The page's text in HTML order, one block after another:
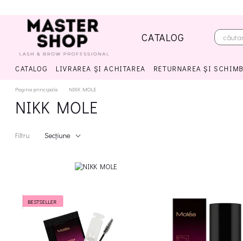
CATALOG
CATALOG LIVRAREA ȘI ACHITAREA RETURNAREA ȘI SCHIMB
Pagina principala NIKK MOLE
NIKK MOLE
Filtru Seсțiune
BESTSELLER